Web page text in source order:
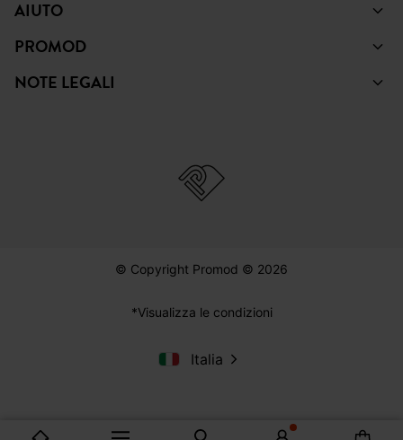
AIUTO
PROMOD
NOTE LEGALI
© Copyright Promod © 2026
*Visualizza le condizioni
Italia